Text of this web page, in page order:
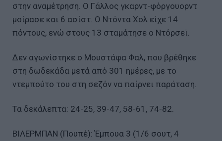
στην αναμέτρηση. Ο Γάλλος γκαρντ-φόργουορντ
μοίρασε και 6 ασίστ. Ο Ντόντα Χολ είχε 14
πόντους, ενώ στους 13 σταμάτησε ο Ντόρσεϊ.
Δεν αγωνίστηκε ο Μουστάφα Φαλ, που βρέθηκε
στη δωδεκάδα μετά από 301 ημέρες, με το
ντεμπούτο του στη σεζόν να παίρνει παράταση.
Τα δεκάλεπτα: 24-25, 39-47, 58-61, 74-82.
ΒΙΛΕΡΜΠΑΝ (Πουπέ): Έμπουα 3 (1/6 σουτ, 4